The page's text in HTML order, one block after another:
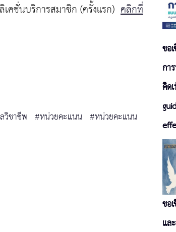
คชั่นบริการสมาชิก (ครั้งแรก) คลิกที่
วิชาชีพ #หน่วยคะแนน #หน่วยคะแนน
ขอ
กา
คิด
ขอ
แล